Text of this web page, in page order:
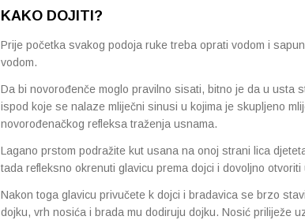
KAKO DOJITI?
Prije početka svakog podoja ruke treba oprati vodom i
vodom.
Da bi novorođenče moglo pravilno sisati, bitno je da u usta
ispod koje se nalaze mliječni sinusi u kojima je skupljeno
novorođenačkog refleksa traženja usnama.
Lagano prstom podražite kut usana na onoj strani lica
tada refleksno okrenuti glavicu prema dojci i dovoljno otvoriti
Nakon toga glavicu privučete k dojci i bradavica se brzo
dojku, vrh nosića i brada mu dodiruju dojku. Nosić priliježe